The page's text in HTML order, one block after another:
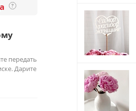
?
передать
Дарите